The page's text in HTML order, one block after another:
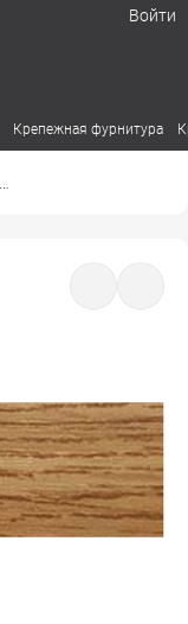
Войти
Крепежная фурнитура